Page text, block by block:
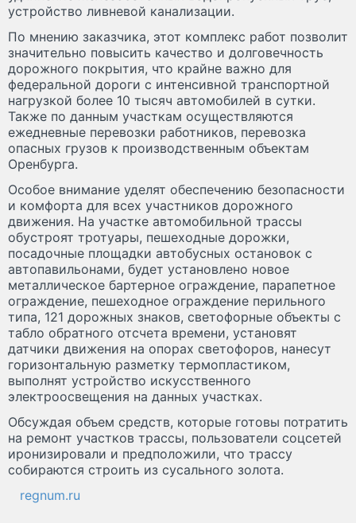
устройство ливневой канализации.
По мнению заказчика, этот комплекс работ позволит
значительно повысить качество и долговечность
дорожного покрытия, что крайне важно для
федеральной дороги с интенсивной транспортной
нагрузкой более 10 тысяч автомобилей в сутки.
Также по данным участкам осуществляются
ежедневные перевозки работников, перевозка
опасных грузов к производственным объектам
Оренбурга.
Особое внимание уделят обеспечению безопасности
и комфорта для всех участников дорожного
движения. На участке автомобильной трассы
обустроят тротуары, пешеходные дорожки,
посадочные площадки автобусных остановок с
автопавильонами, будет установлено новое
металлическое бартерное ограждение, парапетное
ограждение, пешеходное ограждение перильного
типа, 121 дорожных знаков, светофорные объекты с
табло обратного отсчета времени, установят
датчики движения на опорах светофоров, нанесут
горизонтальную разметку термопластиком,
выполнят устройство искусственного
электроосвещения на данных участках.
Обсуждая объем средств, которые готовы потратить
на ремонт участков трассы, пользователи соцсетей
иронизировали и предположили, что трассу
собираются строить из сусального золота.
regnum.ru